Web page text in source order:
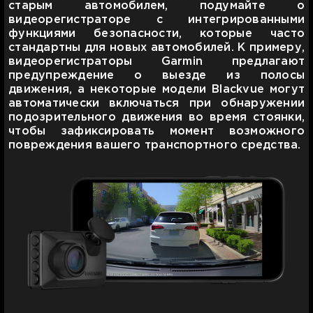
старым автомобилем, подумайте о
видеорегистраторе с интегрированными
функциями безопасности, которые часто
стандартны для новых автомобилей. К примеру,
видеорегистраторы Garmin предлагают
предупреждение о выезде из полосы
движения, а некоторые модели Blackvue могут
автоматически включаться при обнаружении
подозрительного движения во время стоянки,
чтобы зафиксировать момент возможного
повреждения вашего транспортного средства.